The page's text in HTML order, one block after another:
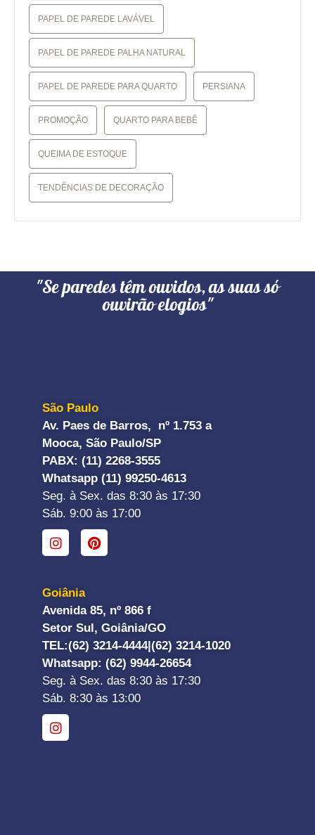
PAPEL DE PAREDE LAVÁVEL
PAPEL DE PAREDE PALHA NATURAL
PAPEL DE PAREDE PARA QUARTO PERSIANA
PROMOÇÃO QUARTO PARA BEBÊ
QUEIMA DE ESTOQUE
TENDÊNCIAS DE DECORAÇÃO
"Se paredes têm ouvidos, as suas só
ouvirão elogios"
São Paulo
Av. Paes de Barros, nº 1.753 a
Mooca, São Paulo/SP
PABX: (11) 2268-3555
Whatsapp (11) 99250-4613
Seg. à Sex. das 8:30 às 17:30
Sáb. 9:00 às 17:00
Goiânia
Avenida 85, nº 866 f
Setor Sul, Goiânia/GO
TEL:(62) 3214-4444| (62) 3214-1020
Whatsapp: (62) 9944-26654
Seg. à Sex. das 8:30 às 17:30
Sáb. 8:30 às 13:00